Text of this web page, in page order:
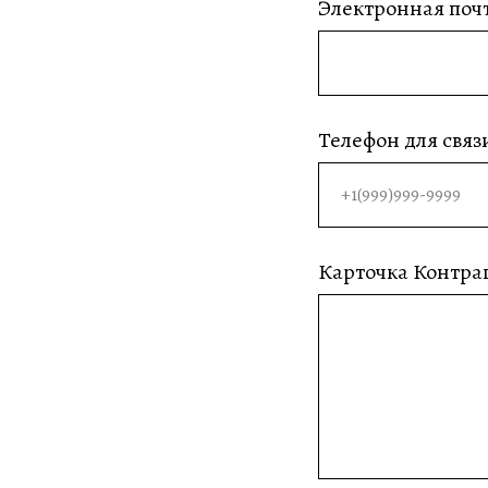
Электронная
Телефон для
Карточка